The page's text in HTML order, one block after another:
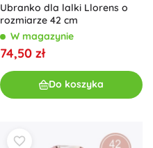
Ubranko dla lalki Llorens o
rozmiarze 42 cm
W magazynie
74,50 zł
Do koszyka